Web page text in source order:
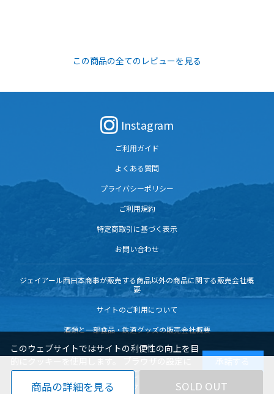
商品の詳細を見る SOLD OUT
この商品の全てのレビューを見る
Instagram
ご利用ガイド
よくある質問
プライバシーポリシー
ご利用規約
特定商取引に基づく表示
お問い合わせ
ジェイアール西日本商事が販売する商品以外の商品に関する販売会社概
要
サイトのご利用について
酒類と一部食品・鉄道グッズの販売会社概要
このウェブサイトではサイトの利便性の向上を目
的にクッキーを使用します。 ブラウザの設定に
よりクッキーの機能を変更することもできます。
サイトを閲覧いただく際には、クッキーの使用に